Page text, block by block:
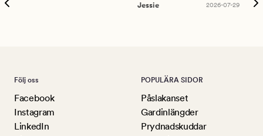
Jessie
2026-07-29
Följ oss
Facebook
Instagram
LinkedIn
POPULÄRA SIDOR
Påslakanset
Gardinlängder
Prydnadskuddar